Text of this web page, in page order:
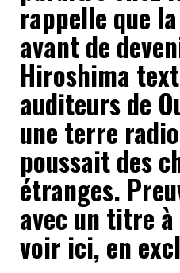
rappelle que
avant de
Hiroshima
auditeurs de
une terre
poussait des
étranges.
avec un titre
voir ici, en